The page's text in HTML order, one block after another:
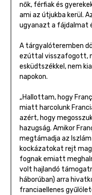
nők, férfiak és
ami az útjukba kerül.
ugyanazt a fájdalmat
A tárgyalóteremben
ezúttal visszafogott,
esküdtszékkel, nem
napokon.
„Hallottam, hogy
miatt harcolunk
azért, hogy
hazugság. Amikor
megtámadja az
kockázatokat rejt
fognak emiatt
volt hajlandó
háborúban) arra
franciaellenes